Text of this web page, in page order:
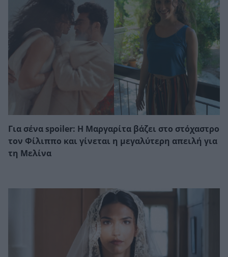
Για σένα spoiler: Η Μαργαρίτα βάζει στο στόχαστρο
τον Φίλιππο και γίνεται η μεγαλύτερη απειλή για
τη Μελίνα